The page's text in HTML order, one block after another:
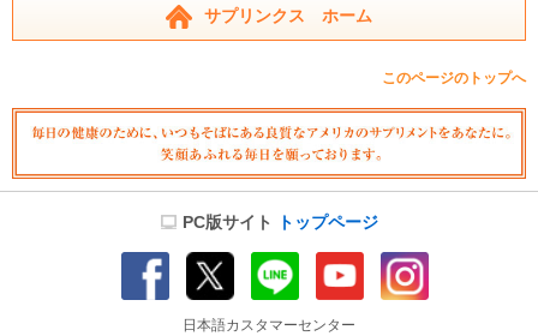
サプリンクス ホーム
このページのトップへ
PC版サイト トップページ
日本語カスタマーセンター